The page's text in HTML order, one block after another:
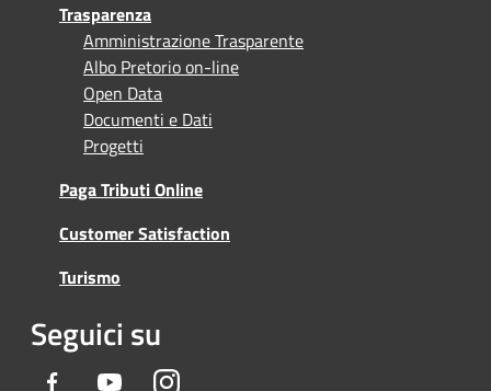
Trasparenza
Amministrazione Trasparente
Albo Pretorio on-line
Open Data
Documenti e Dati
Progetti
Paga Tributi Online
Customer Satisfaction
Turismo
Seguici su
Facebook YoutubeInstagram